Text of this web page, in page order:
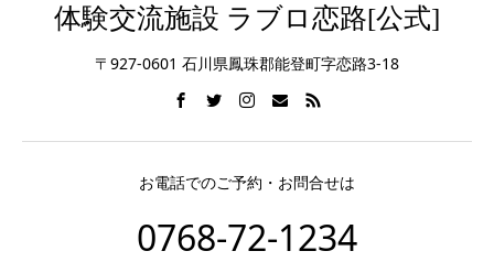
体験交流施設 ラブロ恋路[公式]
〒927-0601 石川県鳳珠郡能登町字恋路3-18
お電話でのご予約・お問合せは
0768-72-1234